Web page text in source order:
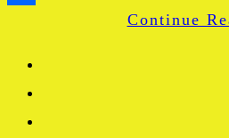
Continue